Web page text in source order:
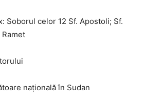
Soborul celor 12 Sf. Apostoli; Sf.
națională în Sudan